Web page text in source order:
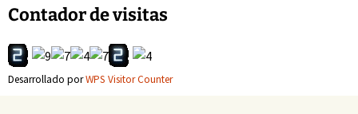
entradas
Contador de visitas
Desarrollado porWPS Visitor Counter